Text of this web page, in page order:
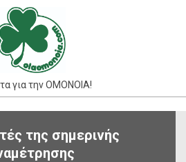
για την ΟΜΟΝΟΙΑ!
της σημερινής